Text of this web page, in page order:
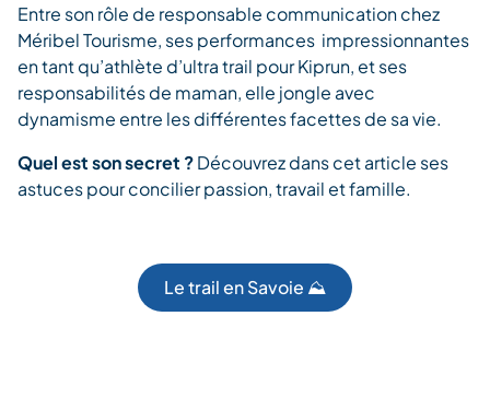
Entre son rôle de responsable communication chez
Méribel Tourisme, ses performances impressionnantes
en tant qu’athlète d’ultra trail pour Kiprun, et ses
responsabilités de maman, elle jongle avec
dynamisme entre les différentes facettes de sa vie.
Quel est son secret ?Découvrez dans cet article ses
astuces pour concilier passion, travail et famille.
Le trail en Savoie ⛰️